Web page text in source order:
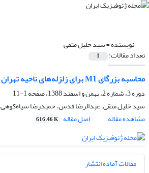
نویسنده =سید خلیل متقی
تعداد مقالات: 1
محاسبه بزرگای M1 برای زلزله‌های ناحیه تهران
دوره 3، شماره 2، بهمن و اسفند 1388، صفحه
1-11
سید خلیل متقی، عبدالرضا قدس، حمیدرضا سیاه‌کوهی
مشاهده مقاله
اصل مقاله 616.46 K
مقالات آماده انتشار